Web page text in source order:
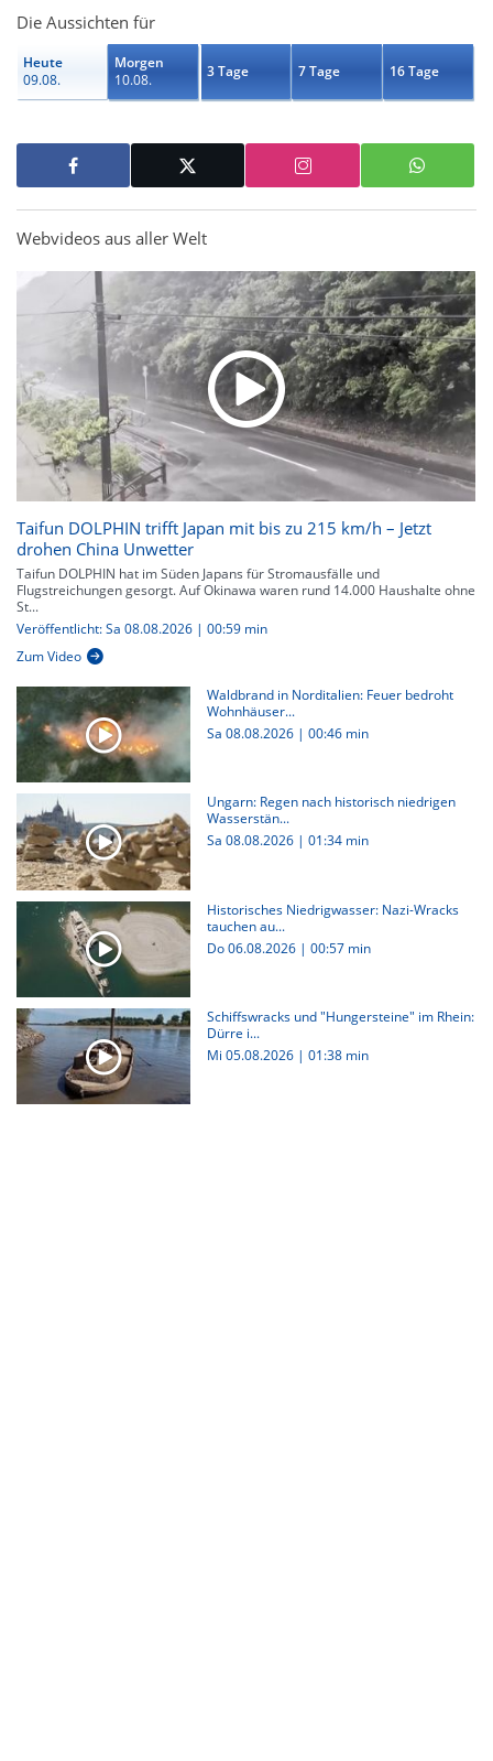
Die Aussichten für
Heute
09.08.
Morgen
10.08.
3 Tage 7 Tage 16 Tage
Webvideos aus aller Welt
Taifun DOLPHIN trifft Japan mit bis zu 215 km/h – Jetzt
drohen China Unwetter
Taifun DOLPHIN hat im Süden Japans für Stromausfälle und
Flugstreichungen gesorgt. Auf Okinawa waren rund 14.000 Haushalte ohne
St...
Veröffentlicht: Sa 08.08.2026 | 00:59 min
Zum Video
Waldbrand in Norditalien: Feuer bedroht
Wohnhäuser...
Sa 08.08.2026 | 00:46 min
Ungarn: Regen nach historisch niedrigen
Wasserstän...
Sa 08.08.2026 | 01:34 min
Historisches Niedrigwasser: Nazi-Wracks
tauchen au...
Do 06.08.2026 | 00:57 min
Schiffswracks und "Hungersteine" im Rhein:
Dürre i...
Mi 05.08.2026 | 01:38 min